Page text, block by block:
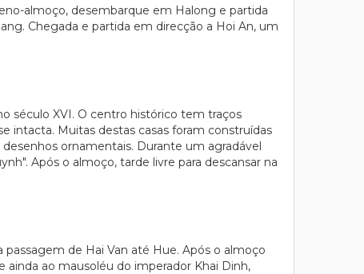
almoço, desembarque em Halong e partida
Chegada e partida em direcção a Hoi An, um
século XVI. O centro histórico tem traços
intacta. Muitas destas casas foram construídas
ornamentais. Durante um agradável
Após o almoço, tarde livre para descansar na
de Hai Van até Hue. Após o almoço
ao mausoléu do imperador Khai Dinh,